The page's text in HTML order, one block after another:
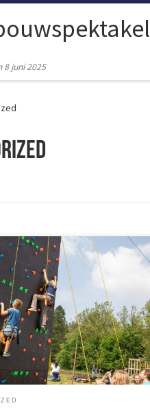
8 juni 2025